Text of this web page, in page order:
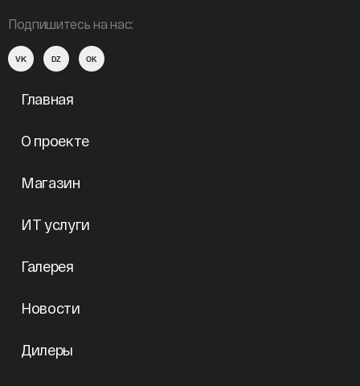
Подпишитесь на нас:
VK DZ OK
Главная
О проекте
Магазин
ИТ услуги
Галерея
Новости
Дилеры